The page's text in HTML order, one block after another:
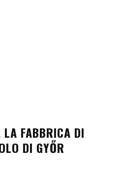
FABBRICA DI
DI GYŐR